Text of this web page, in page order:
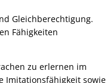
Gleichberechtigung.
Fähigkeiten
zu erlernen im
Imitationsfähigkeit sowie